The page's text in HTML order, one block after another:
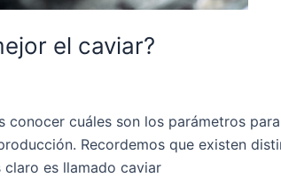
el caviar?
cuáles son los parámetros
Recordemos que existen
es llamado caviar